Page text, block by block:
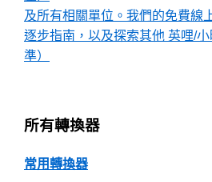
及所有相關單位。我們的免費線
逐步指南，以及探索其他 英哩/
準）
所有轉換器
常用轉換器